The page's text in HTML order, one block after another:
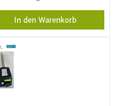
In den Warenkorb